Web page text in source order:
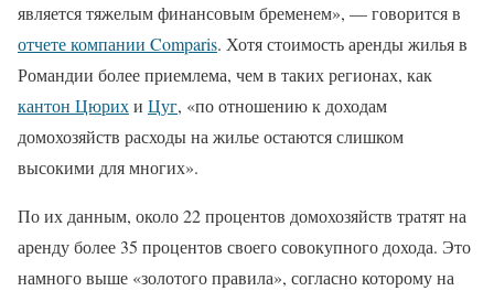
является тяжелым финансовым бременем», — говорится в
отчете компании Comparis. Хотя стоимость аренды жилья в
Романдии более приемлема, чем в таких регионах, как
кантон Цюрихи Цуг, «по отношению к доходам
домохозяйств расходы на жилье остаются слишком
высокими для многих».
По их данным, около 22 процентов домохозяйств тратят на
аренду более 35 процентов своего совокупного дохода. Это
намного выше «золотого правила», согласно которому на